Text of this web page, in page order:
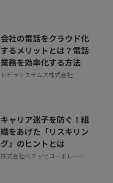
会社の電話をクラウド化
するメリットとは？電話
業務を効率化する方法
トビラシステムズ株式会社
キャリア迷子を防ぐ！組
織をあげた「リスキリン
グ」のヒントとは
株式会社ベネッセコーポレーシ